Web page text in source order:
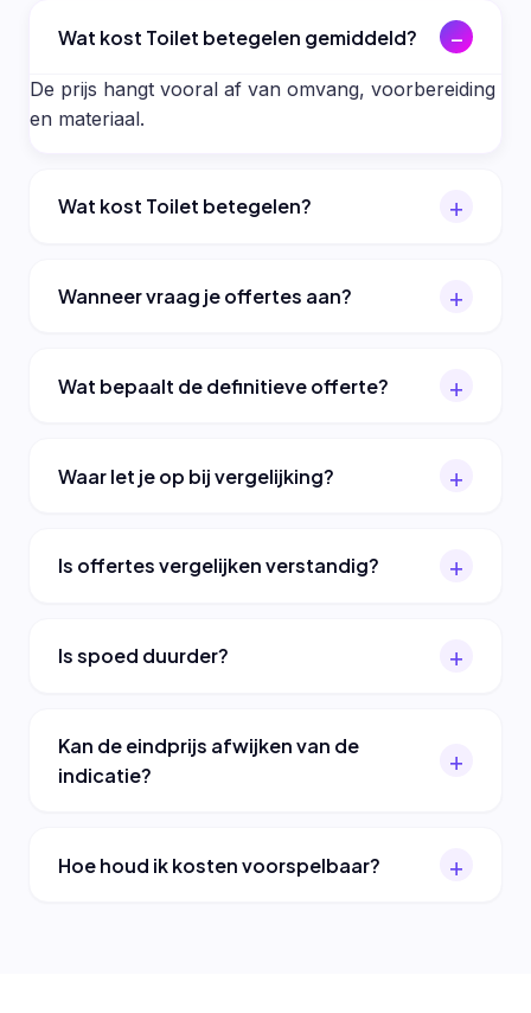
Wat kost Toilet betegelen gemiddeld?
De prijs hangt vooral af van omvang, voorbereiding
en materiaal.
Wat kost Toilet betegelen?
Wanneer vraag je offertes aan?
Wat bepaalt de definitieve offerte?
Waar let je op bij vergelijking?
Is offertes vergelijken verstandig?
Is spoed duurder?
Kan de eindprijs afwijken van de
indicatie?
Hoe houd ik kosten voorspelbaar?